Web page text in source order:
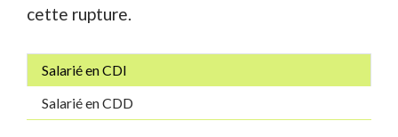
cette rupture.
Salarié en CDI
Salarié en CDD